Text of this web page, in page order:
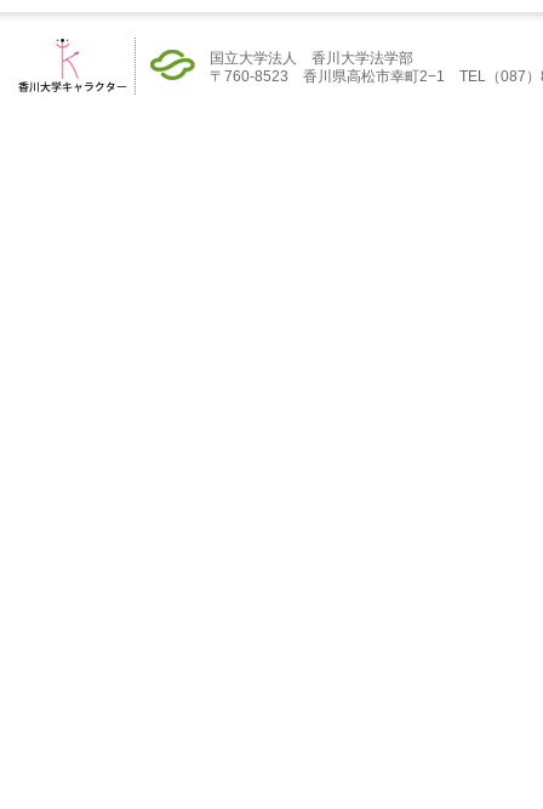
国立大学法人 香川大学法学部
〒760-8523 香川県高松市幸町2−1 TEL（087）